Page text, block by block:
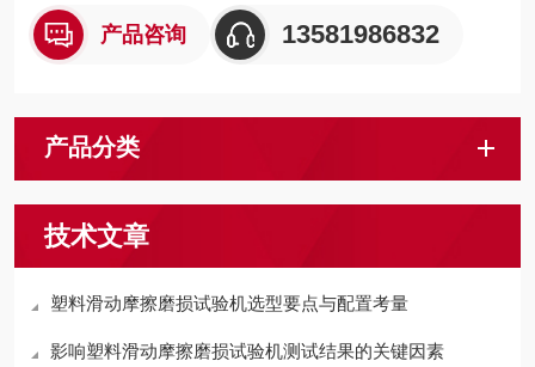
产品咨询 13581986832
产品分类
技术文章
塑料滑动摩擦磨损试验机选型要点与配置考量
影响塑料滑动摩擦磨损试验机测试结果的关键因素